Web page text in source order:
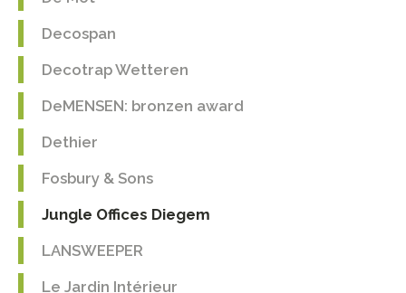
Decospan
Decotrap Wetteren
DeMENSEN: bronzen award
Dethier
Fosbury & Sons
Jungle Offices Diegem
LANSWEEPER
Le Jardin Intérieur